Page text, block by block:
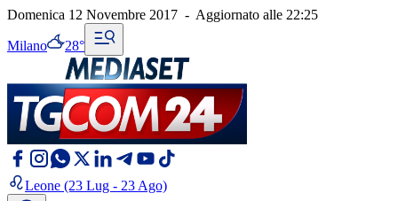
Domenica 12 Novembre 2017 - Aggiornato alle 22:25
Milano 28°
Leone (23 Lug - 23 Ago)